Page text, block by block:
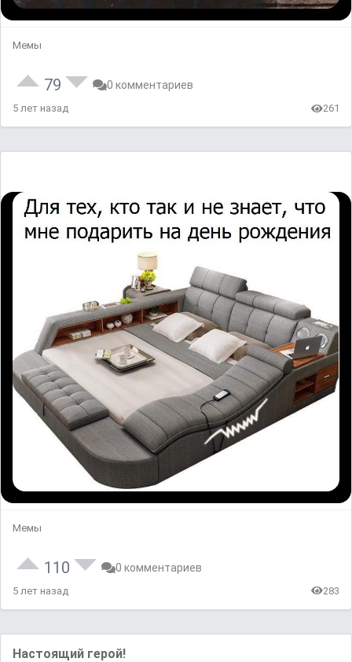
Мемы
79 0 комментариев
5 лет назад 261
Мемы
110 0 комментариев
5 лет назад 283
Настоящий герой!